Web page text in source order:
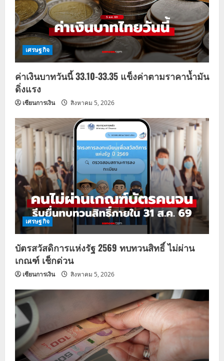
เศรษฐกิจ
ค่าเงินบาทวันนี้ 33.10-33.35 แข็งค่าตามราคาน้ำมัน
ดิ่งแรง
เซียนการเงิน สิงหาคม 5, 2026
เศรษฐกิจ
บัตรสวัสดิการแห่งรัฐ 2569 ทบทวนสิทธิ์ ไม่ผ่าน
เกณฑ์ เช็กด่วน
เซียนการเงิน สิงหาคม 5, 2026